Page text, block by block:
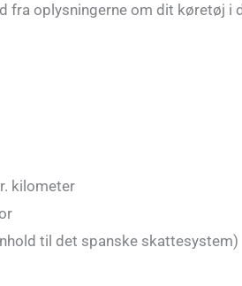
fra oplysningerne om dit køretøj i
kilometer
til det spanske skattesystem)